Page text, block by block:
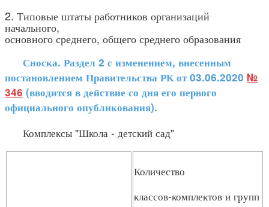
2. Типовые штаты работников организаций
начального,
основного среднего, общего среднего образования
Сноска. Раздел 2 с изменением, внесенным
постановлением Правительства РК от 03.06.2020 №
346 (вводится в действие со дня его первого
официального опубликования).
Комплексы "Школа - детский сад"
Количество
классов-комплектов и групп